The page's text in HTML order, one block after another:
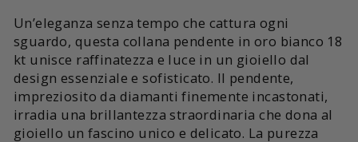
Un’eleganza senza tempo che cattura ogni
sguardo, questa collana pendente in oro bianco 18
kt unisce raffinatezza e luce in un gioiello dal
design essenziale e sofisticato. Il pendente,
impreziosito da diamanti finemente incastonati,
irradia una brillantezza straordinaria che dona al
gioiello un fascino unico e delicato. La purezza